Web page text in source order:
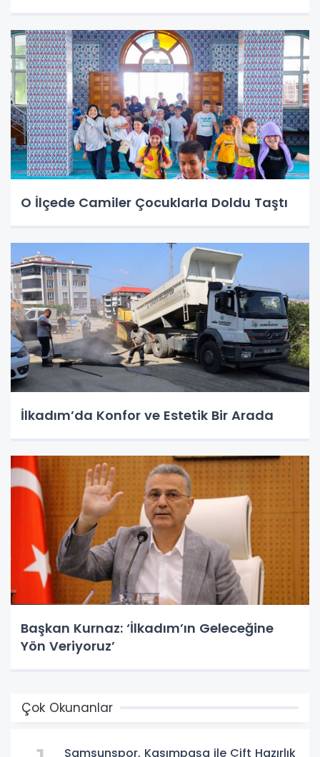
O İlçede Camiler Çocuklarla Doldu Taştı
İlkadım’da Konfor ve Estetik Bir Arada
Başkan Kurnaz: ‘İlkadım’ın Geleceğine
Yön Veriyoruz’
Çok Okunanlar
Samsunspor, Kasımpaşa ile Çift Hazırlık